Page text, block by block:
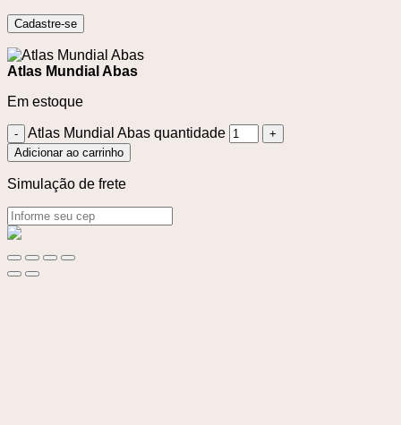
Cadastre-se
Atlas Mundial Abas
Em estoque
Atlas Mundial Abas quantidade
Adicionar ao carrinho
Simulação de frete